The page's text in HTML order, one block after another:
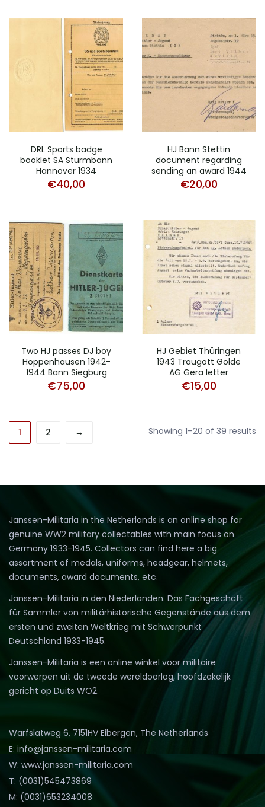
DRL Sports badge
booklet SA Sturmbann
Hannover 1934
€40,00
HJ Bann Stettin
document regarding
sending an award 1944
€20,00
Two HJ passes DJ boy
Hoppenhausen 1942-
1944 Bann Siegburg
€75,00
HJ Gebiet Thüringen
1943 Traugott Golde
AG Gera letter
€15,00
1 2 → Showing 1–20 of 39 results
Janssen-Militaria in the Netherlands is an online shop for
genuine WW2 military collectables with main focus on
Germany 1933-1945. Collectors can find here a big
assortment of medals, uniforms, headgear, helmets,
documents, award documents, etc.
Janssen-Militaria in den Niederlanden. Das Fachgeschäft
für Sammler von militärhistorische Gegenstände aus dem
ersten und zweiten Weltkrieg mit Schwerpunkt
Deutschland 1933-1945.
Janssen-Militaria is een online winkel voor militaire
voorwerpen uit de tweede wereldoorlog, hoofdzakelijk
gericht op Duits WO2.
Warfslatweg 6, 7151HV Eibergen, The Netherlands
E: info@janssen-militaria.com
W: www.janssen-militaria.com
T: (0031)545473869
M: (0031)653234008